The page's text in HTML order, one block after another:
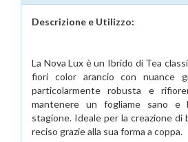
Descrizione e Utilizzo:
La Nova Lux è un Ibrido di Tea
fiori color arancio con nuance
particolarmente robusta e
mantenere un fogliame sano
stagione. Ideale per la creazione di
reciso grazie alla sua forma a coppa.